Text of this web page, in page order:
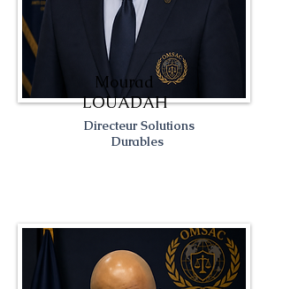
Mourad
LOUADAH
Directeur Solutions
Durables